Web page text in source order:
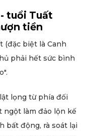
tuổi Tuất
tiền
(đặc biệt là Canh
phải hết sức bình
lọng từ phía đối
ngột làm đảo lộn kế
bất động, rà soát lại